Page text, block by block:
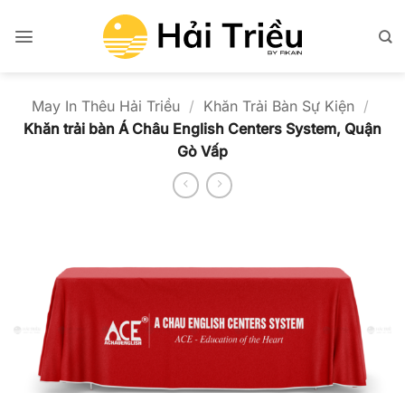
qua
May In Thêu Hải Triều / Khăn Trải Bàn Sự Kiện /
Khăn trải bàn Á Châu English Centers System, Quận
Gò Vấp